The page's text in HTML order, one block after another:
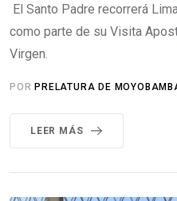
El Santo Padre recorrerá
como parte de su Visita
Virgen.
POR PRELATURA DE
LEER MÁS